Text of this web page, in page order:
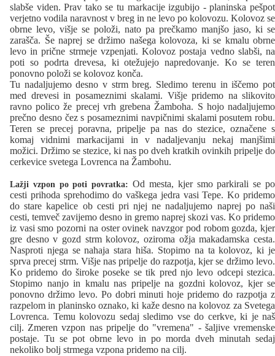
slabše viden. Prav tako se tu markacije izgubijo - planinska pešpot
verjetno vodila naravnost v breg in ne levo po kolovozu. Kolovoz se
obrne levo, višje se položi, nato pa prečkamo manjšo jaso, ki se
zarašča. Še naprej se držimo našega kolovoza, ki se kmalu obrne
levo in prične strmeje vzpenjati. Kolovoz postaja vedno slabši, na
poti so podrta drevesa, ki otežujejo napredovanje. Ko se teren
ponovno položi se kolovoz konča.
Tu nadaljujemo desno v strm breg. Sledimo terenu in iščemo pot
med drevesi in posameznimi skalami. Višje pridemo na slikovito
ravno polico že precej vrh grebena Žamboha. S hojo nadaljujemo
prečno desno čez s posameznimi navpičnimi skalami posutem robu.
Teren se precej poravna, pripelje pa nas do stezice, označene s
komaj vidnimi markacijami in v nadaljevanju nekaj manjšimi
možici. Držimo se stezice, ki nas po dveh kratkih ovinkih pripelje do
cerkevice svetega Lovrenca na Žambohu.
Lažji vzpon po poti povratka: Od mesta, kjer smo parkirali se po
cesti prihoda sprehodimo do vaškega jedra vasi Tepe. Ko pridemo
do stare kapelice ob cesti pri njej ne nadaljujemo naprej po naši
cesti, temveč zavijemo desno in gremo naprej skozi vas. Ko pridemo
iz vasi smo pozorni na oster ovinek navzgor pod robom gozda, kjer
gre desno v gozd strm kolovoz, oziroma ožja makadamska cesta.
Nasproti njega se nahaja stara hiša. Stopimo na ta kolovoz, ki je
sprva precej strm. Višje nas pripelje do razpotja, kjer se držimo levo.
Ko pridemo do široke poseke se tik pred njo levo odcepi stezica.
Stopimo nanjo in kmalu nas pripelje na gozdni kolovoz, kjer se
ponovno držimo levo. Po dobri minuti hoje pridemo do razpotja z
razpelom in planinsko oznako, ki kaže desno na kolovoz za Svetega
Lovrenca. Temu kolovozu sedaj sledimo vse do cerkve, ki je naš
cilj. Zmeren vzpon nas pripelje do "vremena" - šaljive vremenske
postaje. Tu se pot obrne levo in po morda dveh minutah sedaj
nekoliko bolj strmega vzpona pridemo na cilj.